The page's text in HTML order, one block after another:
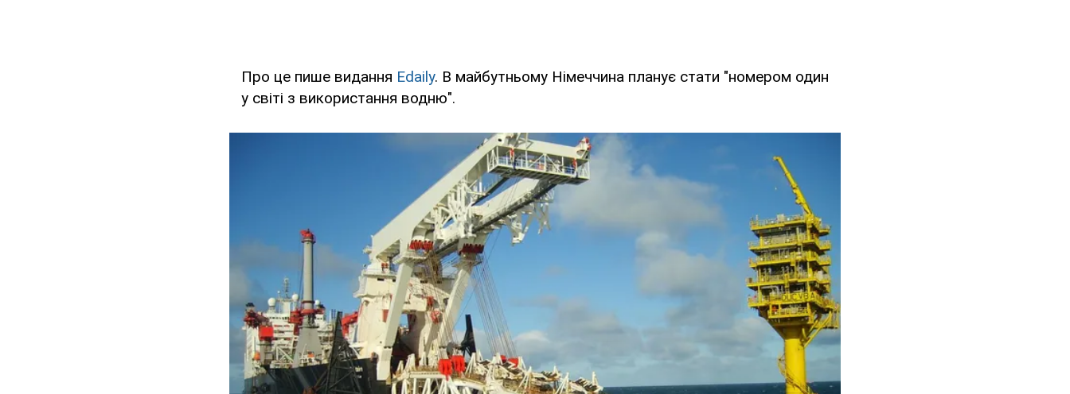
Про це пише видання Edaily. В майбутньому Німеччина планує стати "номером один
у світі з використання водню".